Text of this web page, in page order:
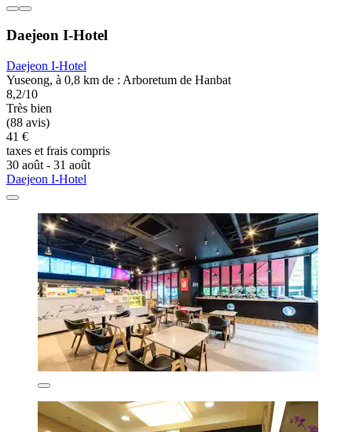
Daejeon I-Hotel
Daejeon I-Hotel
Yuseong, à 0,8 km de : Arboretum de Hanbat
8,2/10
Très bien
(88 avis)
41 €
taxes et frais compris
30 août - 31 août
Daejeon I-Hotel